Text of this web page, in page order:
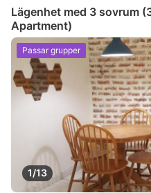
Lägenhet med 3 sovrum
Apartment)
1/13
Passar grupper